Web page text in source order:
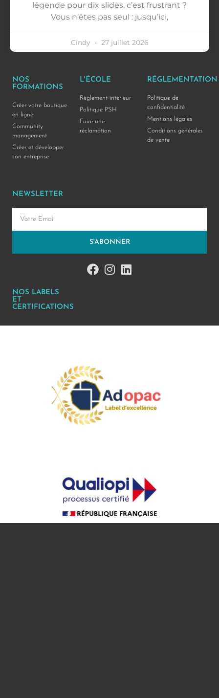
légende pour dix slides, c’est frustrant ?
Vous n’êtes pas seul : jusqu’ici,
Cindy 27 juillet 2026
NOS
FORMATIONS
Créer votre boutique
en ligne
Community
management
Créer et développer
son entreprise
L'ÉCOLE
Réglement intérieur
Politique PSH
Faire une
réclamation
RÉGLEMENTATION
Politique de
confidentialité
Mentions légales
Conditions générales
de vente
NEWSLETTER
S'ABONNER
NOS LABELS
ET
CERTIFICATIONS